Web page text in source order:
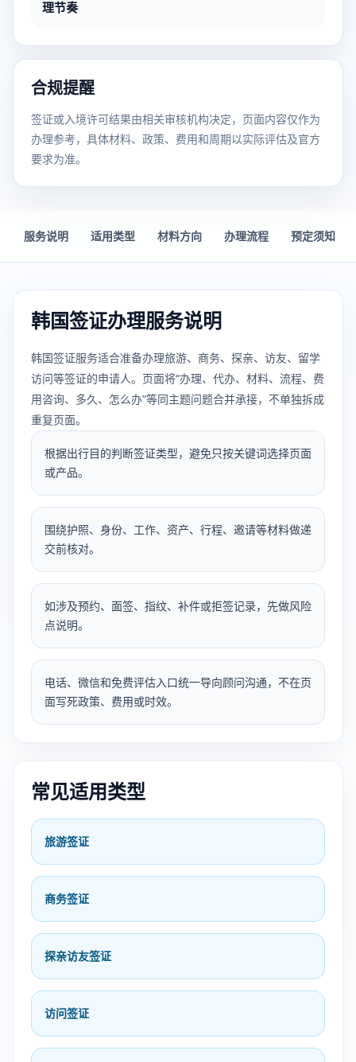
理节奏
合规提醒
签证或入境许可结果由相关审核机构决定，页面内容仅作为
办理参考，具体材料、政策、费用和周期以实际评估及官方
要求为准。
服务说明 适用类型 材料方向 办理流程 预定须知
韩国签证办理服务说明
韩国签证服务适合准备办理旅游、商务、探亲、访友、留学
访问等签证的申请人。页面将“办理、代办、材料、流程、费
用咨询、多久、怎么办”等同主题问题合并承接，不单独拆成
重复页面。
根据出行目的判断签证类型，避免只按关键词选择页面
或产品。
围绕护照、身份、工作、资产、行程、邀请等材料做递
交前核对。
如涉及预约、面签、指纹、补件或拒签记录，先做风险
点说明。
电话、微信和免费评估入口统一导向顾问沟通，不在页
面写死政策、费用或时效。
常见适用类型
旅游签证
商务签证
探亲访友签证
访问签证